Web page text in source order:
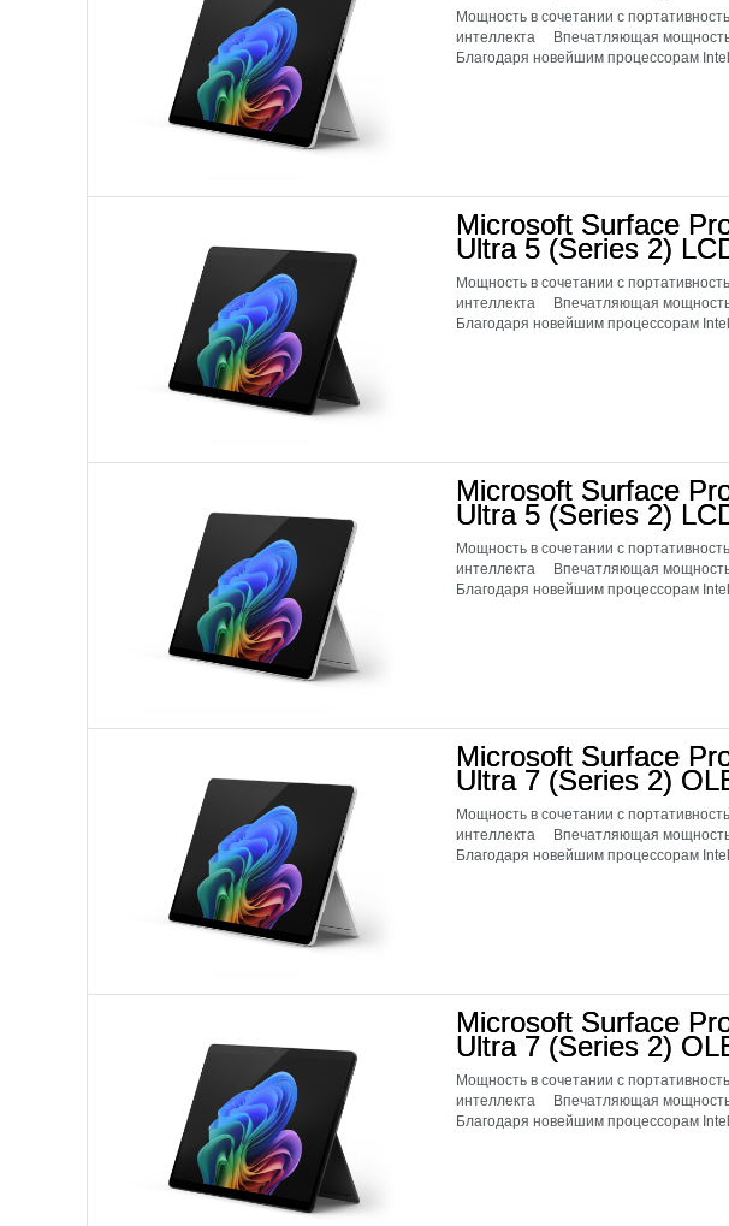
Мощность в сочетании с
интеллекта Впечатляющая
Благодаря новейшим процессорам
Microsoft Surface
Ultra 5 (Series 2)
Мощность в сочетании с
интеллекта Впечатляющая
Благодаря новейшим процессорам
Microsoft Surface
Ultra 5 (Series 2)
Мощность в сочетании с
интеллекта Впечатляющая
Благодаря новейшим процессорам
Microsoft Surface
Ultra 7 (Series 2)
Мощность в сочетании с
интеллекта Впечатляющая
Благодаря новейшим процессорам
Microsoft Surface
Ultra 7 (Series 2)
Мощность в сочетании с
интеллекта Впечатляющая
Благодаря новейшим процессорам